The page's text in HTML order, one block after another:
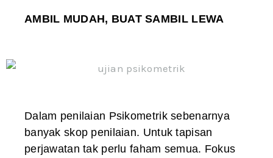
AMBIL MUDAH, BUAT SAMBIL LEWA
Dalam penilaian Psikometrik sebenarnya
banyak skop penilaian. Untuk tapisan
perjawatan tak perlu faham semua. Fokus